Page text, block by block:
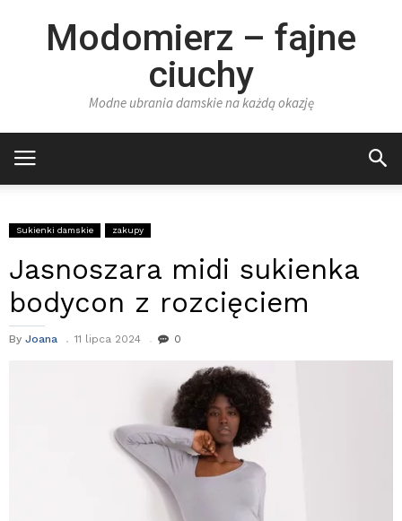
Modomierz – fajne
ciuchy
Modne ubrania damskie na każdą okazję
Sukienki damskie zakupy
Jasnoszara midi sukienka
bodycon z rozcięciem
By Joana 11 lipca 2024 0